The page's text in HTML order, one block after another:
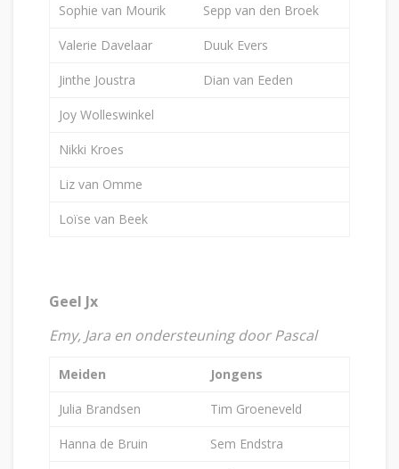
Sophie van Mourik Sepp van den Broek
Valerie Davelaar Duuk Evers
Jinthe Joustra Dian van Eeden
Joy Wolleswinkel
Nikki Kroes
Liz van Omme
Loïse van Beek
Geel Jx
Emy, Jara en ondersteuning door Pascal
Meiden Jongens
Julia Brandsen Tim Groeneveld
Hanna de Bruin Sem Endstra